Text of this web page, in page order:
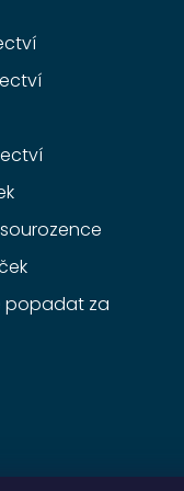
popadat za